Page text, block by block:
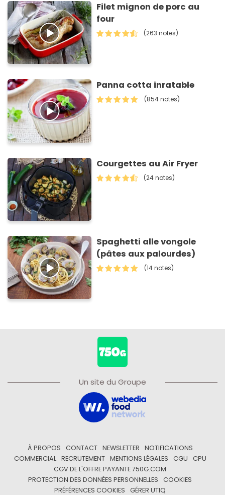
Filet mignon de porc au
four
(263 notes)
Panna cotta inratable
(854 notes)
Courgettes au Air Fryer
(24 notes)
Spaghetti alle vongole
(pâtes aux palourdes)
(14 notes)
Un site du Groupe
À PROPOS CONTACT NEWSLETTER
NOTIFICATIONS
COMMERCIAL
RECRUTEMENT MENTIONS LÉGALES CGU
CPU
CGV DE L'OFFRE PAYANTE 750G.COM
PROTECTION DES DONNÉES PERSONNELLES
COOKIES
PRÉFÉRENCES COOKIES
GÉRER UTIQ